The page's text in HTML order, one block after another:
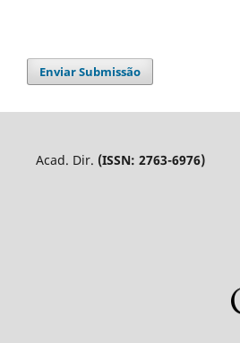
Enviar Submissão
Acad. Dir. (ISSN: 2763-6976)